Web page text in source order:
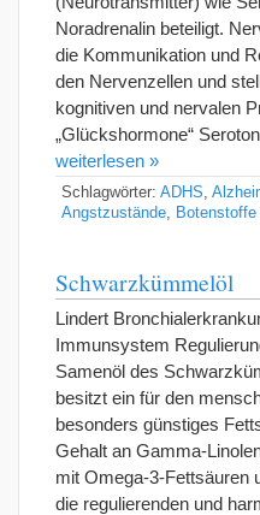
Noradrenalin beteiligt.
die Kommunikation und
den Nervenzellen und
kognitiven und nervalen
„Glückshormone“
weiterlesen »
Schlagwörter: ADHS
Angstzustände
Botenstoffe
Schwarzkümmelöl
Lindert
Immunsystem
Samenöl des
besitzt ein für den
besonders günstiges
Gehalt an Gamma-
mit Omega-3-Fettsäuren
die regulierenden und